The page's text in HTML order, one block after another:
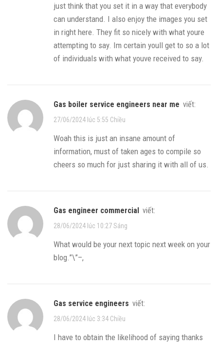
just think that you set it in a way that everybody
can understand. I also enjoy the images you set
in right here. They fit so nicely with what youre
attempting to say. Im certain youll get to so a lot
of individuals with what youve received to say.
gas boiler service engineers near me viết:
27/06/2024 lúc 5:55 Chiều
Woah this is just an insane amount of
information, must of taken ages to compile so
cheers so much for just sharing it with all of us.
gas engineer commercial viết:
28/06/2024 lúc 10:27 Sáng
What would be your next topic next week on your
blog.”\”–,
gas service engineers viết:
28/06/2024 lúc 3:34 Chiều
I have to obtain the likelihood of saying thanks